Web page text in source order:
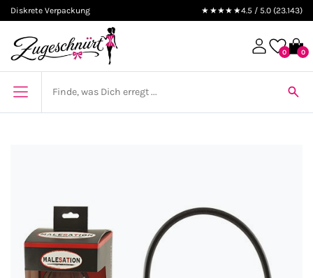
Diskrete Verpackung ★★★★★4.5 / 5.0 (23.143)
0 0